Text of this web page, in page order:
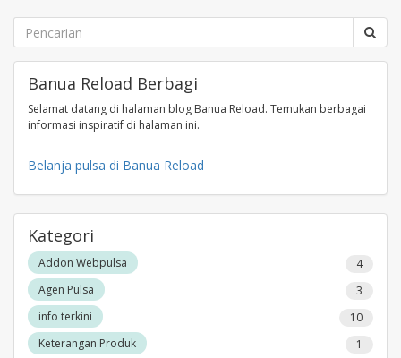
Banua Reload Berbagi
Selamat datang di halaman blog Banua Reload. Temukan berbagai
informasi inspiratif di halaman ini.
Belanja pulsa di Banua Reload
Kategori
Addon Webpulsa
4
Agen Pulsa
3
info terkini
10
Keterangan Produk
1